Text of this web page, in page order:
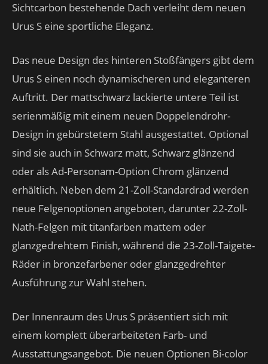
Sichtcarbon bestehende Dach verleiht dem neuen
Urus S eine sportliche Eleganz.
Das neue Design des hinteren Stoßfängers gibt dem
Urus S einen noch dynamischeren und eleganteren
Auftritt. Der mattschwarz lackierte untere Teil ist
serienmäßig mit einem neuen Doppelendrohr-
Design in gebürstetem Stahl ausgestattet. Optional
sind sie auch in Schwarz matt, Schwarz glänzend
oder als Ad-Personam-Option Chrom glänzend
erhältlich. Neben dem 21-Zoll-Standardrad werden
neue Felgenoptionen angeboten, darunter 22-Zoll-
Nath-Felgen mit titanfarben mattem oder
glanzgedrehtem Finish, während die 23-Zoll-Taigete-
Räder in bronzefarbener oder glanzgedrehter
Ausführung zur Wahl stehen.
Der Innenraum des Urus S präsentiert sich mit
einem komplett überarbeiteten Farb- und
Ausstattungsangebot. Die neuen Optionen Bi-color